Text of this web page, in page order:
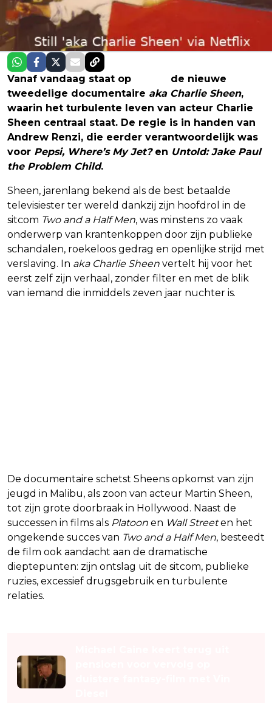
Vanaf vandaag staat op
de nieuwe
tweedelige documentaire aka Charlie Sheen,
waarin het turbulente leven van acteur Charlie
Sheen centraal staat. De regie is in handen van
Andrew Renzi, die eerder verantwoordelijk was
voor Pepsi, Where’s My Jet?en Untold: Jake Paul
the Problem Child.
Sheen, jarenlang bekend als de best betaalde
televisiester ter wereld dankzij zijn hoofdrol in de
sitcom Two and a Half Men, was minstens zo vaak
onderwerp van krantenkoppen door zijn publieke
schandalen, roekeloos gedrag en openlijke strijd met
verslaving. In aka Charlie Sheen vertelt hij voor het
eerst zelf zijn verhaal, zonder filter en met de blik
van iemand die inmiddels zeven jaar nuchter is.
De documentaire schetst Sheens opkomst van zijn
jeugd in Malibu, als zoon van acteur Martin Sheen,
tot zijn grote doorbraak in Hollywood. Naast de
successen in films als Platoon en Wall Streeten het
ongekende succes van Two and a Half Men, besteedt
de film ook aandacht aan de dramatische
dieptepunten: zijn ontslag uit de sitcom, publieke
ruzies, excessief drugsgebruik en turbulente
relaties.